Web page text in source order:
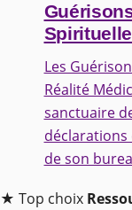
Les
Réalité
sanctuaire
déclarations
de son
★ Top choix